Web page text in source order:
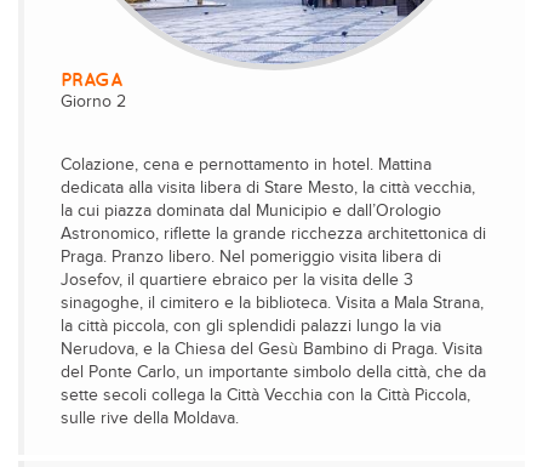
PRAGA
Giorno 2
Colazione, cena e pernottamento in hotel. Mattina
dedicata alla visita libera di Stare Mesto, la città vecchia,
la cui piazza dominata dal Municipio e dall’Orologio
Astronomico, riflette la grande ricchezza architettonica di
Praga. Pranzo libero. Nel pomeriggio visita libera di
Josefov, il quartiere ebraico per la visita delle 3
sinagoghe, il cimitero e la biblioteca. Visita a Mala Strana,
la città piccola, con gli splendidi palazzi lungo la via
Nerudova, e la Chiesa del Gesù Bambino di Praga. Visita
del Ponte Carlo, un importante simbolo della città, che da
sette secoli collega la Città Vecchia con la Città Piccola,
sulle rive della Moldava.